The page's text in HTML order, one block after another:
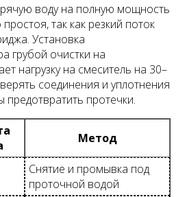
воду на полную мощность
так как резкий поток
Установка
грубой очистки на
нагрузку на смеситель на 30–
соединения и уплотнения
протечки.
Метод
Снятие и промывка под
проточной водой